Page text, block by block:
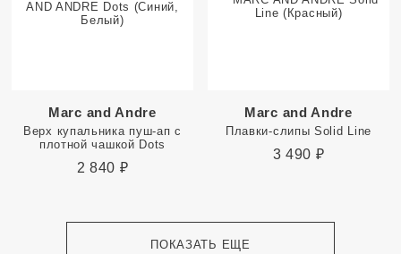
Marc and Andre
Верх купальника пуш-ап с
плотной чашкой Dots
2 840 ₽
Marc and Andre
Плавки-слипы Solid Line
3 490 ₽
ПОКАЗАТЬ ЕЩЕ